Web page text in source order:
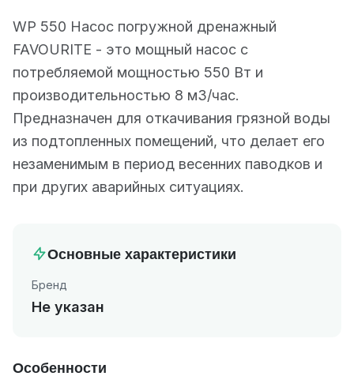
WP 550 Насос погружной дренажный
FAVOURITE - это мощный насос с
потребляемой мощностью 550 Вт и
производительностью 8 м3/час.
Предназначен для откачивания грязной воды
из подтопленных помещений, что делает его
незаменимым в период весенних паводков и
при других аварийных ситуациях.
Основные характеристики
Бренд
Не указан
Особенности